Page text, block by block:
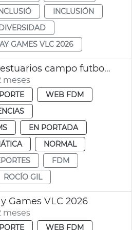
INCLUSIÓN
GAMES VLC 2026
Remodelación vestuarios campo futbol la Malva-rosa València
meses
WEB FDM
EN PORTADA
NORMAL
FDM
ROCÍO GIL
Games VLC 2026
meses
WEB FDM